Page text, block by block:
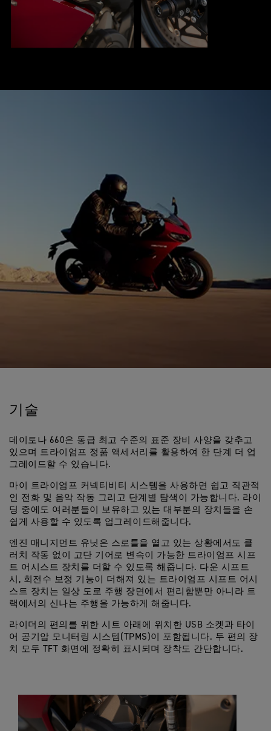
기술
데이토나 660은 동급 최고 수준의 표준 장비 사양을 갖추고
있으며 트라이엄프 정품 액세서리를 활용하여 한 단계 더 업
그레이드할 수 있습니다.
마이 트라이엄프 커넥티비티 시스템을 사용하면 쉽고 직관적
인 전화 및 음악 작동 그리고 단계별 탐색이 가능합니다. 라이
딩 중에도 여러분들이 보유하고 있는 대부분의 장치들을 손
쉽게 사용할 수 있도록 업그레이드해줍니다.
엔진 매니지먼트 유닛은 스로틀을 열고 있는 상황에서도 클
러치 작동 없이 고단 기어로 변속이 가능한 트라이엄프 시프
트 어시스트 장치를 더할 수 있도록 해줍니다. 다운 시프트
시, 회전수 보정 기능이 더해져 있는 트라이엄프 시프트 어시
스트 장치는 일상 도로 주행 장면에서 편리함뿐만 아니라 트
랙에서의 신나는 주행을 가능하게 해줍니다.
라이더의 편의를 위한 시트 아래에 위치한 USB 소켓과 타이
어 공기압 모니터링 시스템(TPMS)이 포함됩니다. 두 편의 장
치 모두 TFT 화면에 정확히 표시되며 장착도 간단합니다.